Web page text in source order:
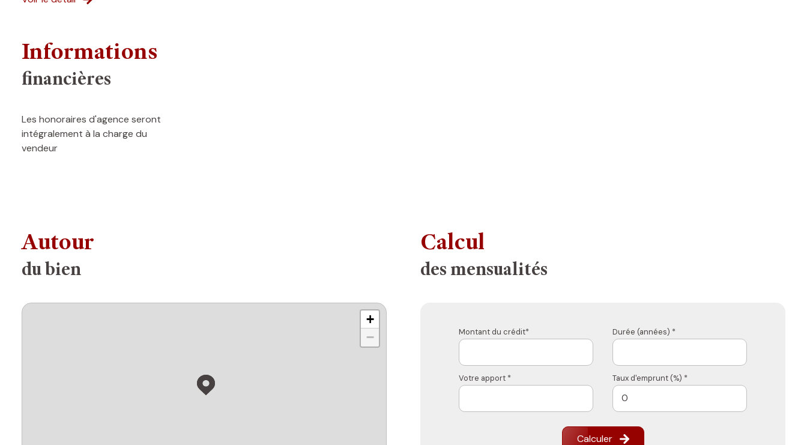
Informations
financières
Les honoraires d'agence seront
intégralement à la charge du
vendeur
Autour
du bien
+
−
Calcul
des mensualités
Montant du crédit* Durée (années) *
Votre apport * Taux d'emprunt (%) *
Calculer